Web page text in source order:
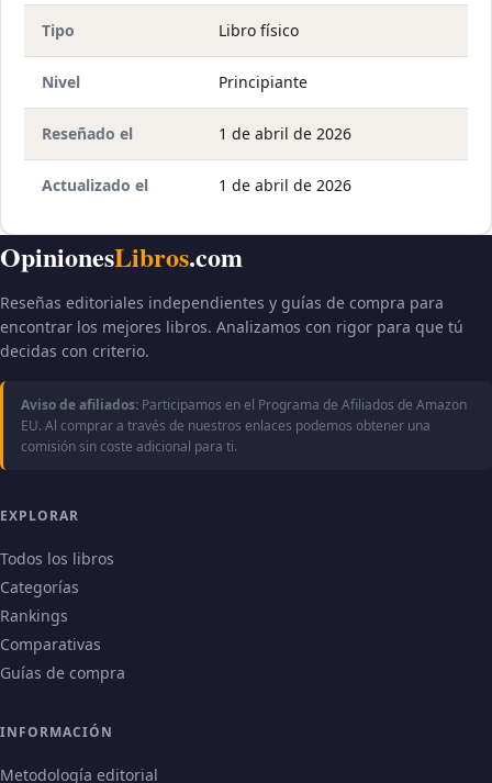
Tipo Libro físico
Nivel Principiante
Reseñado el 1 de abril de 2026
Actualizado el 1 de abril de 2026
OpinionesLibros.com
Reseñas editoriales independientes y guías de compra para
encontrar los mejores libros. Analizamos con rigor para que tú
decidas con criterio.
Aviso de afiliados: Participamos en el Programa de Afiliados de Amazon
EU. Al comprar a través de nuestros enlaces podemos obtener una
comisión sin coste adicional para ti.
EXPLORAR
Todos los libros
Categorías
Rankings
Comparativas
Guías de compra
INFORMACIÓN
Metodología editorial